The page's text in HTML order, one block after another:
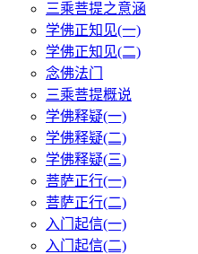
三乘菩提之意涵
学佛正知见(一)
学佛正知见(二)
念佛法门
三乘菩提概说
学佛释疑(一)
学佛释疑(二)
学佛释疑(三)
菩萨正行(一)
菩萨正行(二)
入门起信(一)
入门起信(二)